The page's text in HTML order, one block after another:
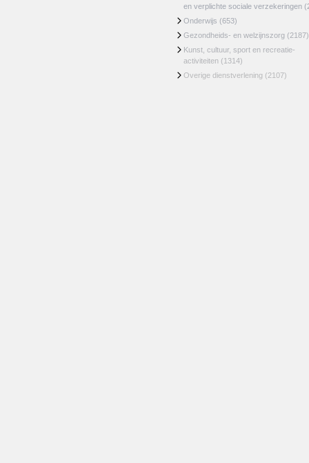
en verplichte sociale verzekeringen
Onderwijs (653)
Gezondheids- en welzijnszorg (2187)
Kunst, cultuur, sport en recreatie-
activiteiten (1314)
Overige dienstverlening (2107)